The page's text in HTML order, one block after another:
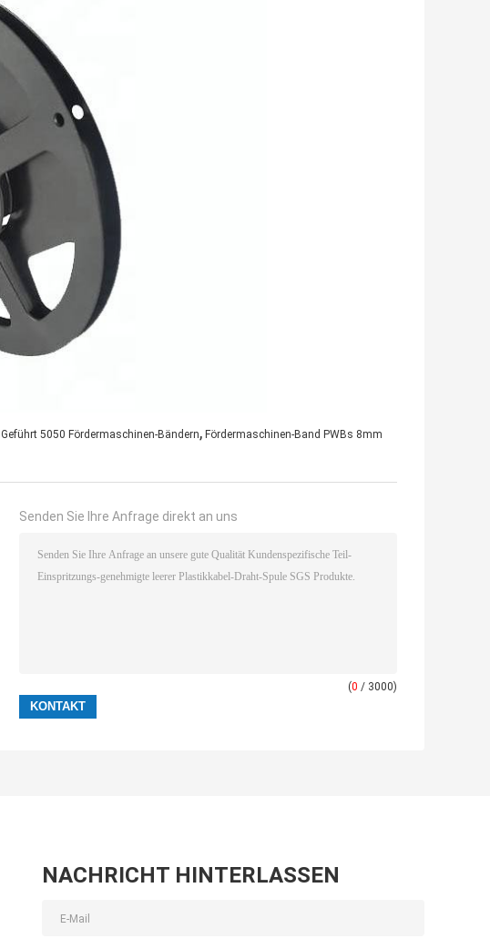
Geführt 5050 Fördermaschinen-Bändern, Fördermaschinen-Band PWBs 8mm
Senden Sie Ihre Anfrage direkt an uns
(0 / 3000)
NACHRICHT HINTERLASSEN